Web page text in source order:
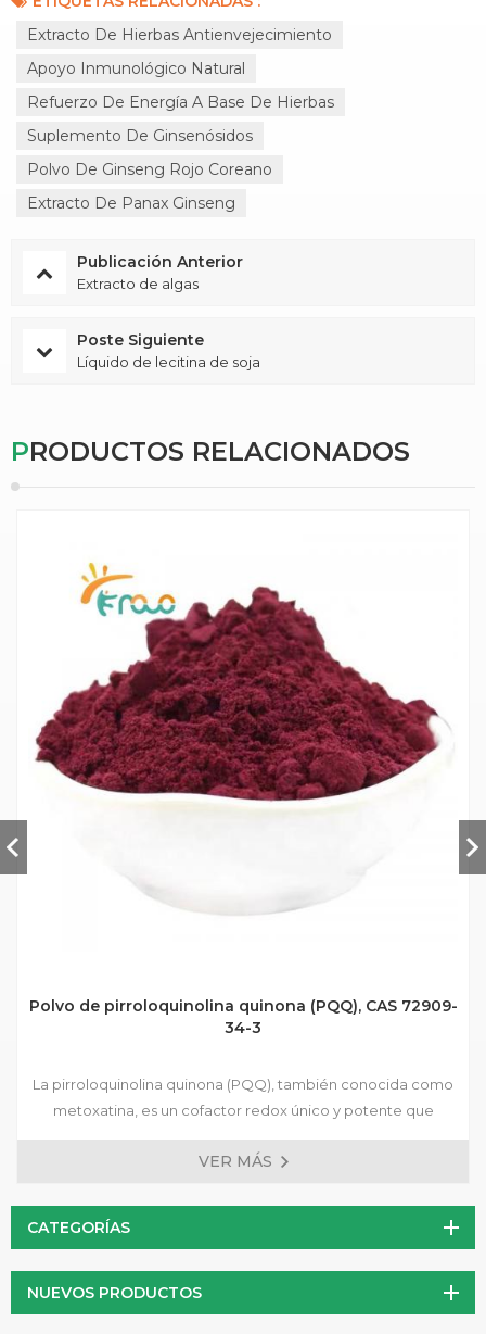
Extracto De Hierbas Antienvejecimiento
Apoyo Inmunológico Natural
Refuerzo De Energía A Base De Hierbas
Suplemento De Ginsenósidos
Polvo De Ginseng Rojo Coreano
Extracto De Panax Ginseng
Publicación Anterior
Extracto de algas
Poste Siguiente
Líquido de lecitina de soja
PRODUCTOS RELACIONADOS
Polvo de pirroloquinolina quinona (PQQ), CAS 72909-
34-3
La pirroloquinolina quinona (PQQ), también conocida como
metoxatina, es un cofactor redox único y potente que
desempeña un papel crucial en la producción de energía
celular. Como potente antioxidante, la PQQ puede proteger
celular y mejora el metabolismo energético general.
VER MÁS
CATEGORÍAS
NUEVOS PRODUCTOS